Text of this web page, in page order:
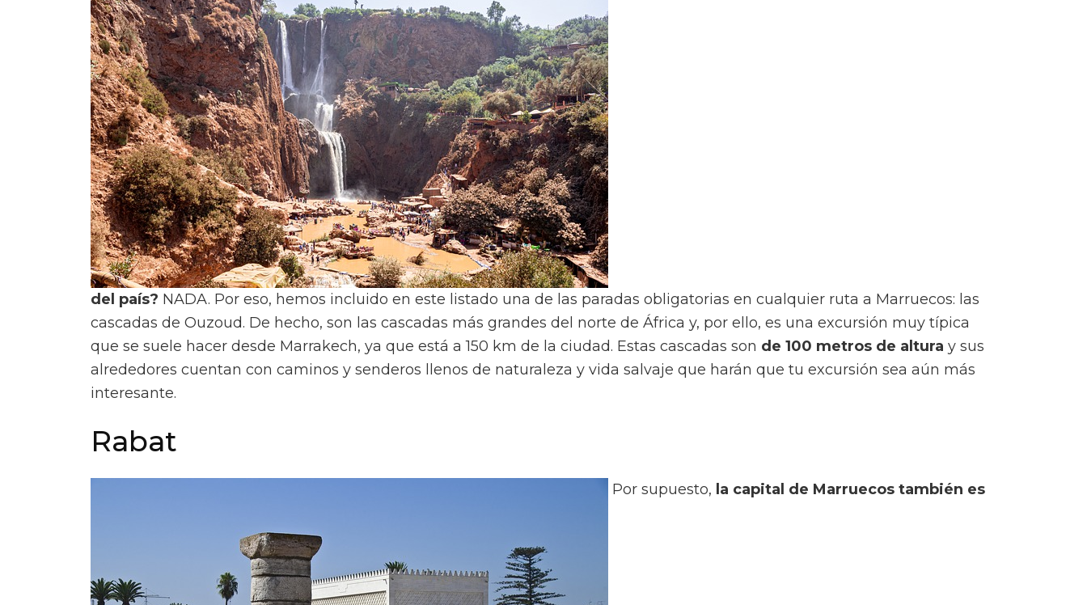
del país? NADA. Por eso, hemos incluido en este listado una de las paradas obligatorias en cualquier ruta a Marruecos: las
cascadas de Ouzoud. De hecho, son las cascadas más grandes del norte de África y, por ello, es una excursión muy típica
que se suele hacer desde Marrakech, ya que está a 150 km de la ciudad. Estas cascadas son de 100 metros de altura y sus
alrededores cuentan con caminos y senderos llenos de naturaleza y vida salvaje que harán que tu excursión sea aún más
interesante.
Rabat
Por supuesto, la capital de Marruecos también es